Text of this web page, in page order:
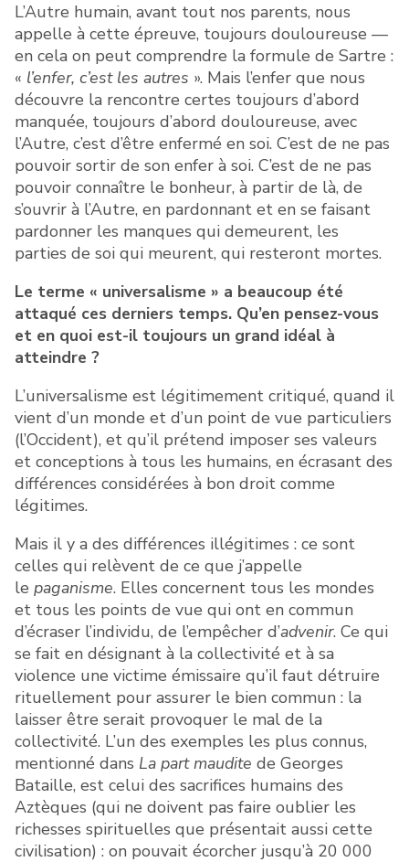
L’Autre humain, avant tout nos parents, nous
appelle à cette épreuve, toujours douloureuse —
en cela on peut comprendre la formule de Sartre :
« l’enfer, c’est les autres ». Mais l’enfer que nous
découvre la rencontre certes toujours d’abord
manquée, toujours d’abord douloureuse, avec
l’Autre, c’est d’être enfermé en soi. C’est de ne pas
pouvoir sortir de son enfer à soi. C’est de ne pas
pouvoir connaître le bonheur, à partir de là, de
s’ouvrir à l’Autre, en pardonnant et en se faisant
pardonner les manques qui demeurent, les
parties de soi qui meurent, qui resteront mortes.
Le terme « universalisme » a beaucoup été
attaqué ces derniers temps. Qu’en pensez-vous
et en quoi est-il toujours un grand idéal à
atteindre ?
L’universalisme est légitimement critiqué, quand il
vient d’un monde et d’un point de vue particuliers
(l’Occident), et qu’il prétend imposer ses valeurs
et conceptions à tous les humains, en écrasant des
différences considérées à bon droit comme
légitimes.
Mais il y a des différences illégitimes : ce sont
celles qui relèvent de ce que j’appelle
le paganisme. Elles concernent tous les mondes
et tous les points de vue qui ont en commun
d’écraser l’individu, de l’empêcher d’advenir. Ce qui
se fait en désignant à la collectivité et à sa
violence une victime émissaire qu’il faut détruire
rituellement pour assurer le bien commun : la
laisser être serait provoquer le mal de la
collectivité. L’un des exemples les plus connus,
mentionné dans La part maudite de Georges
Bataille, est celui des sacrifices humains des
Aztèques (qui ne doivent pas faire oublier les
richesses spirituelles que présentait aussi cette
civilisation) : on pouvait écorcher jusqu’à 20 000